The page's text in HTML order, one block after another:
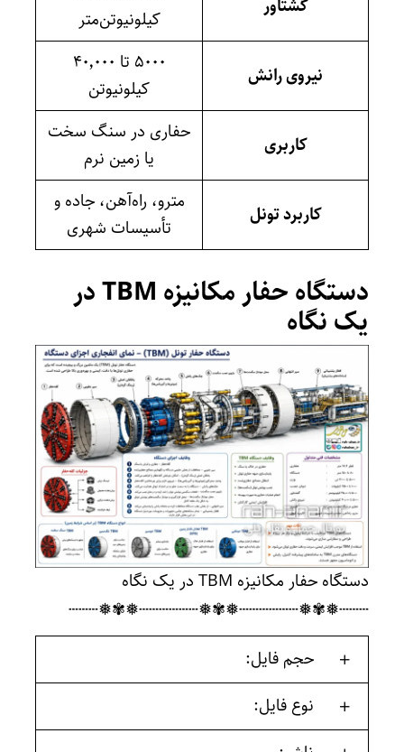
گشتاور
کیلونیوتن‌متر
نیروی رانش
۵۰۰۰ تا ۴۰٬۰۰۰
کیلونیوتن
کاربری
حفاری در سنگ سخت
یا زمین نرم
کاربرد تونل
مترو، راه‌آهن، جاده و
تأسیسات شهری
دستگاه حفار مکانیزه TBM در
یک نگاه
دستگاه حفار مکانیزه TBM در یک نگاه
┄┄┄❅✾❅┄┄┄┄┄┄❅✾❅┄┄┄┄┄┄❅✾❅┄┄┄
حجم فایل:
نوع فایل: